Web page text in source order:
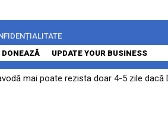
DONEAZĂ UPDATE YOUR BUSINESS
mai poate rezista doar 4-5 zile dacă
la peste două mii de kilometri